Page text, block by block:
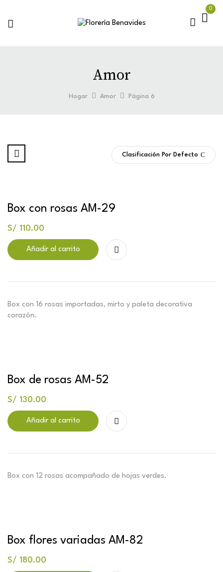
0
Amor
Hogar Amor Página 6
Clasificación Por Defecto
Box con rosas AM-29
S/ 110.00
Añadir al carrito
Box con 16 rosas importadas, mirto y paleta decorativa
corazón.
Box de rosas AM-52
S/ 130.00
Añadir al carrito
Box con 12 rosas acompañado de hojas verdes.
Box flores variadas AM-82
S/ 180.00